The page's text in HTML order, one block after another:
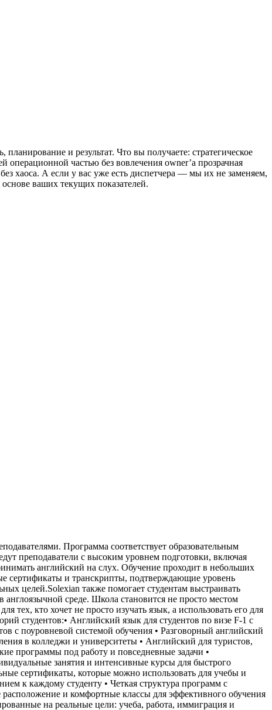
и результат. Что вы получаете: стратегическое
частью без вовлечения owner’а прозрачная
хаоса. А если у вас уже есть диспетчера — мы их не заменяем,
ваших текущих показателей.
Программа соответствует образовательным
преподаватели с высоким уровнем подготовки, включая
английский на слух. Обучение проходит в небольших
сертификаты и транскрипты, подтверждающие уровень
целей.Solexian также помогает студентам выстраивать
среде. Школа становится не просто местом
тех, кто хочет не просто изучать язык, а использовать его для
студентов:• Английский язык для студентов по визе F-1 с
с поуровневой системой обучения • Разговорный английский
в колледжи и университеты • Английский для туристов,
программы под работу и повседневные задачи •
занятия и интенсивные курсы для быстрого
сертификаты, которые можно использовать для учебы и
к каждому студенту • Четкая структура программ с
и комфортные классы для эффективного обучения
на реальные цели: учеба, работа, иммиграция и